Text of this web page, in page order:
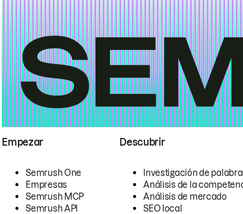
Empezar
Semrush One
Empresas
Semrush MCP
Semrush API
Descubrir
Investigación de
Análisis de la
Análisis de mercado
SEO local